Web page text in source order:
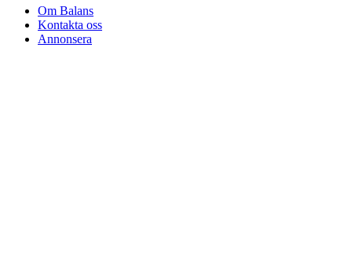
Om Balans
Kontakta oss
Annonsera